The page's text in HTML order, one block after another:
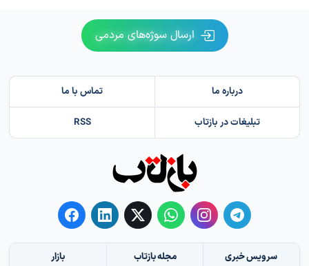
ارسال سوژه‌های مردمی
درباره ما تماس با ما
تبلیغات در بازتاب RSS
سرویس خبری مجله بازتاب بازار